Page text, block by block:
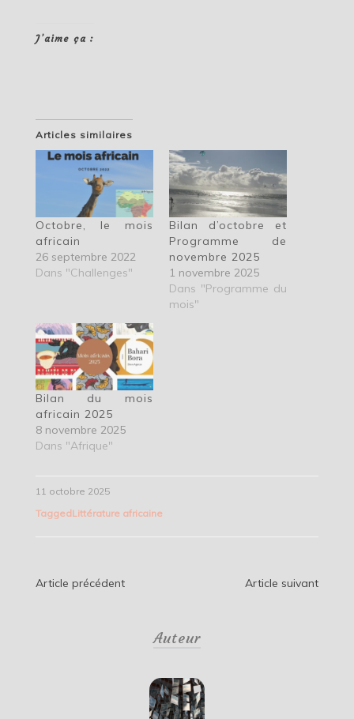
J’aime ça :
Articles similaires
Octobre, le mois
africain
26 septembre 2022
Dans "Challenges"
Bilan d’octobre et
Programme de
novembre 2025
1 novembre 2025
Dans "Programme du
mois"
Bilan du mois
africain 2025
8 novembre 2025
Dans "Afrique"
11 octobre 2025
TaggedLittérature africaine
Navigation
Article précédent Article suivant
Auteur